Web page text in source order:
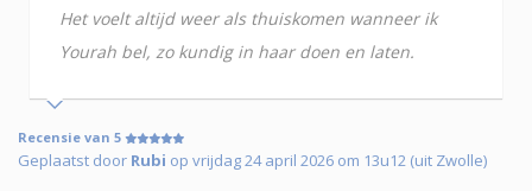
Het voelt altijd weer als thuiskomen wanneer ik
Yourah bel, zo kundig in haar doen en laten.
Recensie van 5
Geplaatst door Rubi op vrijdag 24 april 2026 om 13u12 (uit Zwolle)